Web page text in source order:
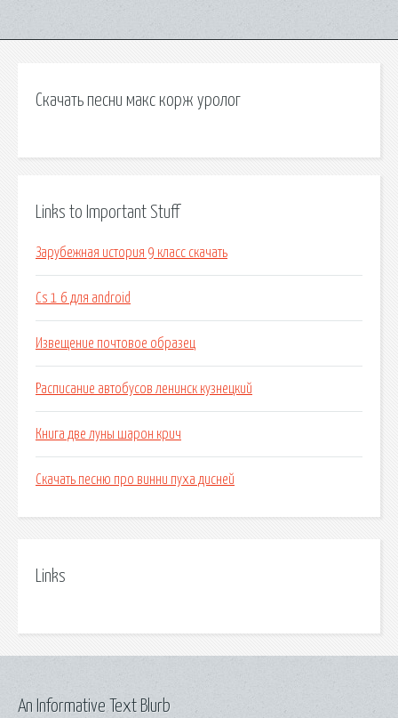
Скачать песни макс корж уролог
Links to Important Stuff
Зарубежная история 9 класс скачать
Cs 1 6 для android
Извещение почтовое образец
Расписание автобусов ленинск кузнецкий
Книга две луны шарон крич
Скачать песню про винни пуха дисней
Links
An Informative Text Blurb